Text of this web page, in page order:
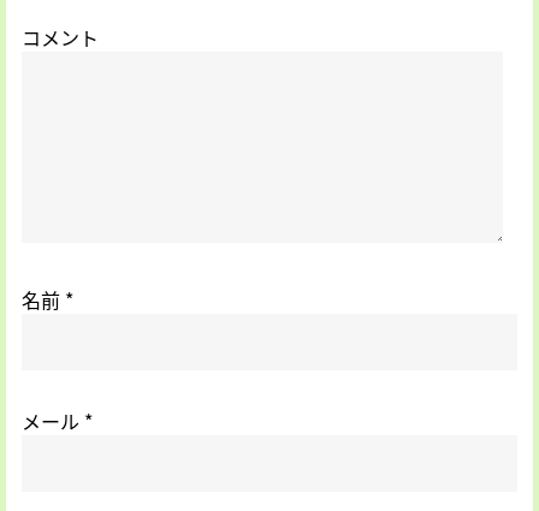
コメント
名前 *
メール *